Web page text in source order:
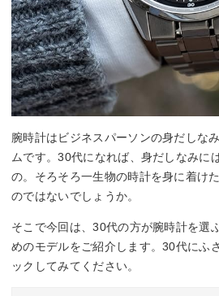
腕時計はビジネスパーソンの身だしな
ムです。30代になれば、身だしなみに
の。そろそろ一生物の時計を身に着け
のではないでしょうか。
そこで今回は、30代の方が腕時計を選
めのモデルをご紹介します。30代にふ
ックしてみてください。